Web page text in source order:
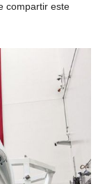
compartir este